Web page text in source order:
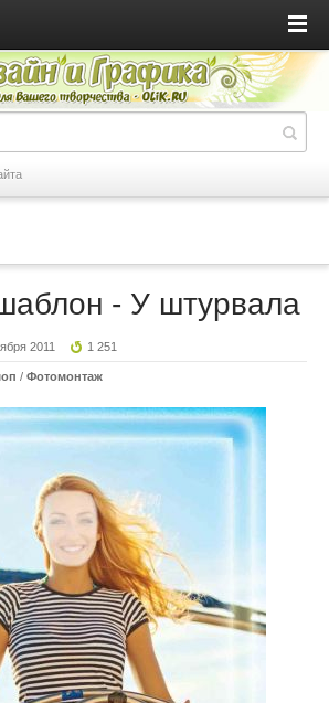
- У штурвала
2011 1 251
/ Фотомонтаж